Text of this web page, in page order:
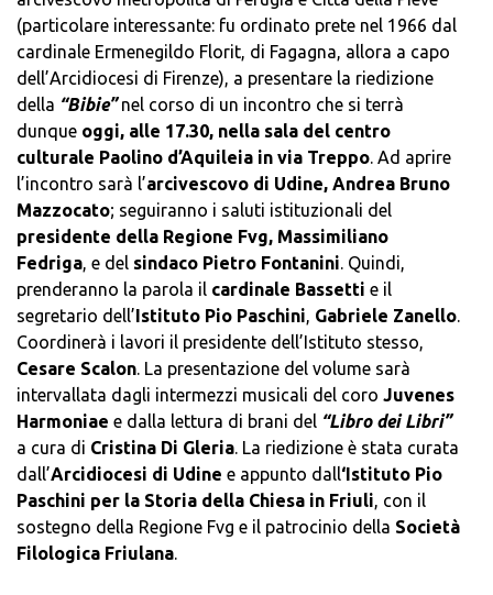
(particolare interessante: fu ordinato prete nel 1966 dal
cardinale Ermenegildo Florit, di Fagagna, allora a capo
dell’Arcidiocesi di Firenze), a presentare la riedizione
della “Bibie”nel corso di un incontro che si terrà
dunque oggi, alle 17.30, nella sala del centro
culturale Paolino d’Aquileia in via Treppo. Ad aprire
l’incontro sarà l’arcivescovo di Udine, Andrea Bruno
Mazzocato; seguiranno i saluti istituzionali del
presidente della Regione Fvg, Massimiliano
Fedriga, e del sindaco Pietro Fontanini. Quindi,
prenderanno la parola il cardinale Bassetti e il
segretario dell’Istituto Pio Paschini, Gabriele Zanello.
Coordinerà i lavori il presidente dell’Istituto stesso,
Cesare Scalon. La presentazione del volume sarà
intervallata dagli intermezzi musicali del coro Juvenes
Harmoniae e dalla lettura di brani del “Libro dei Libri”
a cura di Cristina Di Gleria. La riedizione è stata curata
dall’Arcidiocesi di Udine e appunto dall‘Istituto Pio
Paschini per la Storia della Chiesa in Friuli, con il
sostegno della Regione Fvg e il patrocinio della Società
Filologica Friulana.